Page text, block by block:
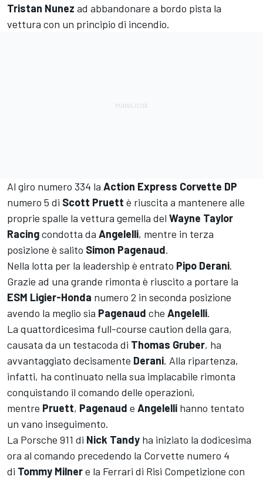
Tristan Nunez ad abbandonare a bordo pista la
vettura con un principio di incendio.
Al giro numero 334 la Action Express Corvette DP
numero 5 di Scott Pruett è riuscita a mantenere alle
proprie spalle la vettura gemella del Wayne Taylor
Racingcondotta da Angelelli, mentre in terza
posizione è salito Simon Pagenaud.
Nella lotta per la leadership è entrato Pipo Derani.
Grazie ad una grande rimonta è riuscito a portare la
ESM Ligier-Honda numero 2 in seconda posizione
avendo la meglio sia Pagenaud che Angelelli.
La quattordicesima full-course caution della gara,
causata da un testacoda di Thomas Gruber, ha
avvantaggiato decisamente Derani. Alla ripartenza,
infatti, ha continuato nella sua implacabile rimonta
conquistando il comando delle operazioni,
mentre Pruett, Pagenaud e Angelelli hanno tentato
un vano inseguimento.
La Porsche 911 di Nick Tandy ha iniziato la dodicesima
ora al comando precedendo la Corvette numero 4
di Tommy Milnere la Ferrari di Risi Competizione con